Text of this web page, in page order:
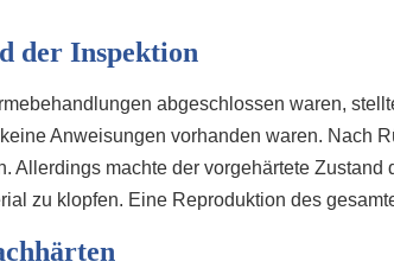
der Inspektion
abgeschlossen waren,
Anweisungen vorhanden waren. Nach
Allerdings machte der vorgehärtete
zu klopfen. Eine Reproduktion des